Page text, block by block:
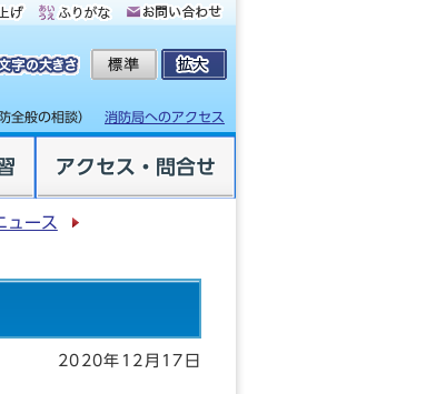
防全般の相談） 消防局へのアクセス
アクセス・問合せ
ュース
2020年12月17日